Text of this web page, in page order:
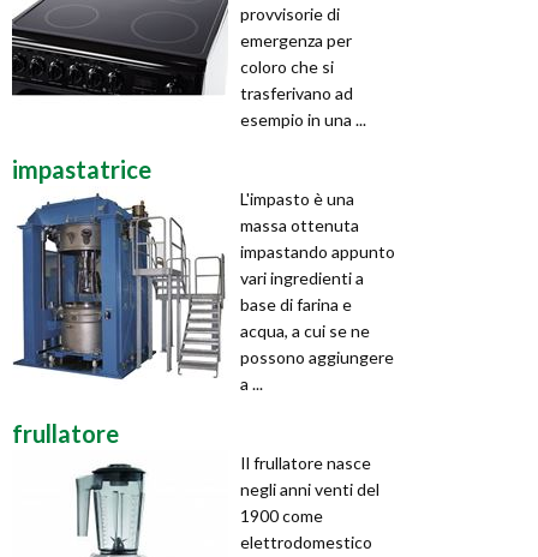
provvisorie di
emergenza per
coloro che si
trasferivano ad
esempio in una ...
impastatrice
L'impasto è una
massa ottenuta
impastando appunto
vari ingredienti a
base di farina e
acqua, a cui se ne
possono aggiungere
a ...
frullatore
Il frullatore nasce
negli anni venti del
1900 come
elettrodomestico